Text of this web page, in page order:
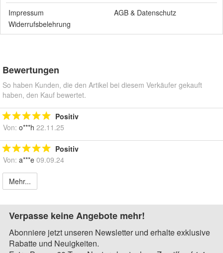
Impressum
AGB & Datenschutz
Widerrufsbelehrung
Bewertungen
So haben Kunden, die den Artikel bei diesem Verkäufer gekauft
haben, den Kauf bewertet.
Positiv
Von: o***h 22.11.25
Positiv
Von: a***e 09.09.24
Mehr...
Verpasse keine Angebote mehr!
Abonniere jetzt unseren Newsletter und erhalte exklusive
Rabatte und Neuigkeiten.